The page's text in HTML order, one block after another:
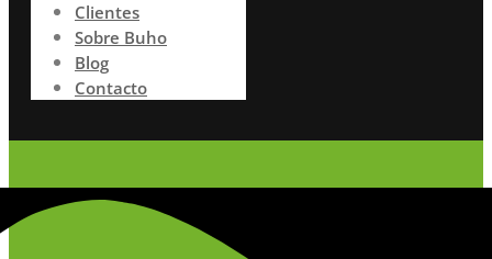
Clientes
Sobre Buho
Blog
Contacto